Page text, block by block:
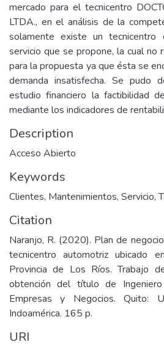
mercado para el tecnicentro
LTDA., en el análisis de la
solamente existe un
servicio que se propone, la cual no
para la propuesta ya que ésta se
demanda insatisfecha. Se pudo
estudio financiero la factibilidad
mediante los indicadores de
Description
Acceso Abierto
Keywords
Clientes, Mantenimientos, Servicio,
Citation
Naranjo, R. (2020). Plan de
tecnicentro automotriz ubicado
Provincia de Los Ríos. Trabajo
obtención del título de
Empresas y Negocios. Quito:
Indoamérica. 165 p.
URI